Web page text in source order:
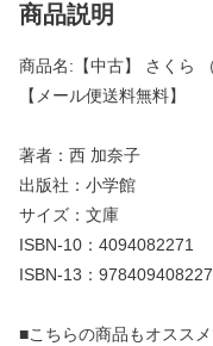
商品説明
商品名:【中古】 さくら
【メール便送料無料】
著者：西 加奈子
出版社：小学館
サイズ：文庫
ISBN-10：4094082271
ISBN-13：
■こちらの商品もオスス